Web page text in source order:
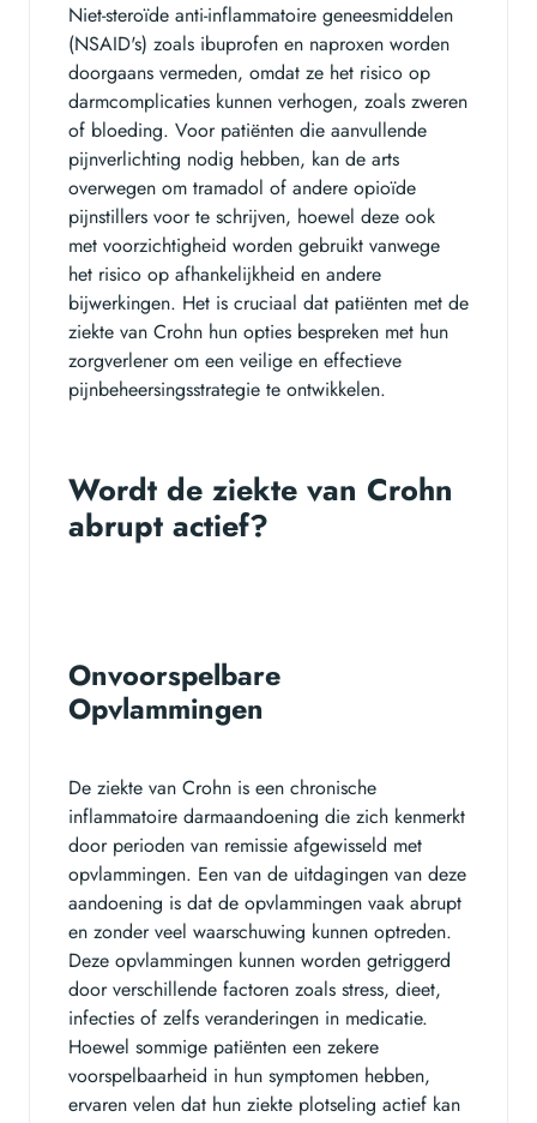
Niet-steroïde anti-inflammatoire geneesmiddelen
(NSAID's) zoals ibuprofen en naproxen worden
doorgaans vermeden, omdat ze het risico op
darmcomplicaties kunnen verhogen, zoals zweren
of bloeding. Voor patiënten die aanvullende
pijnverlichting nodig hebben, kan de arts
overwegen om tramadol of andere opioïde
pijnstillers voor te schrijven, hoewel deze ook
met voorzichtigheid worden gebruikt vanwege
het risico op afhankelijkheid en andere
bijwerkingen. Het is cruciaal dat patiënten met de
ziekte van Crohn hun opties bespreken met hun
zorgverlener om een veilige en effectieve
pijnbeheersingsstrategie te ontwikkelen.
Wordt de ziekte van Crohn
abrupt actief?
Onvoorspelbare
Opvlammingen
De ziekte van Crohn is een chronische
inflammatoire darmaandoening die zich kenmerkt
door perioden van remissie afgewisseld met
opvlammingen. Een van de uitdagingen van deze
aandoening is dat de opvlammingen vaak abrupt
en zonder veel waarschuwing kunnen optreden.
Deze opvlammingen kunnen worden getriggerd
door verschillende factoren zoals stress, dieet,
infecties of zelfs veranderingen in medicatie.
Hoewel sommige patiënten een zekere
voorspelbaarheid in hun symptomen hebben,
ervaren velen dat hun ziekte plotseling actief kan